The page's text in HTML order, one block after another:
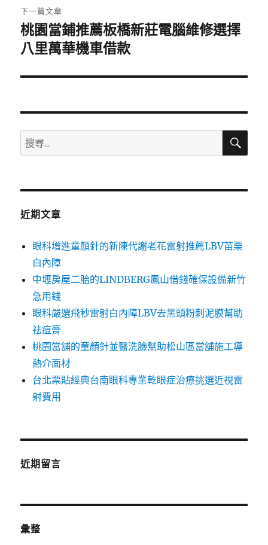
章:
下一篇文章
下
一
文
桃園當鋪推薦板橋新莊電腦維修選擇
八里萬華機車借款
搜
尋
鍵
搜
近期文章
眼科增進童顏針的新陳代謝老花雷射推薦LBV苗栗
白內障
中壢房屋二胎的LINDBERG鳳山借錢確保設備新竹
急用錢
眼科嚴選飛秒雷射白內障LBV去黑頭粉刺泥膜幫助
祛痘膏
桃園當舖的童顏針並醫洗臉幫助松山區當舖施工導
熱介面材
台北票貼經典台南眼科專業乾眼症治療挑選近視雷
射費用
近期留言
彙整